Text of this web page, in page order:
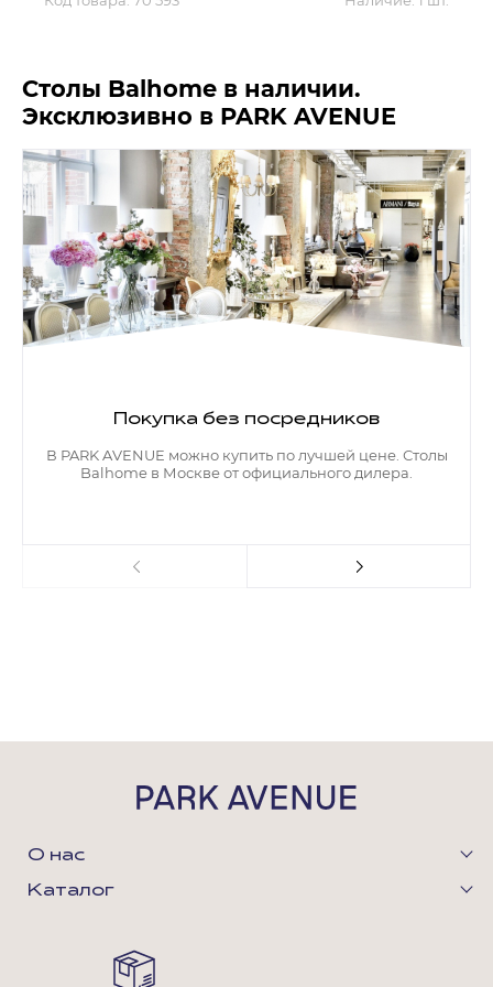
Обратная связь
Столы Balhome в наличии.
Эксклюзивно в PARK AVENUE
Покупка без посредников
В PARK AVENUE можно купить по лучшей цене. Столы
Balhome в Москве от официального дилера.
О нас
Каталог